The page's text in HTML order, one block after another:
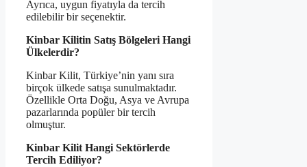
Ayrıca, uygun fiyatıyla da tercih
edilebilir bir seçenektir.
Kinbar Kilitin Satış Bölgeleri Hangi
Ülkelerdir?
Kinbar Kilit, Türkiye’nin yanı sıra
birçok ülkede satışa sunulmaktadır.
Özellikle Orta Doğu, Asya ve Avrupa
pazarlarında popüler bir tercih
olmuştur.
Kinbar Kilit Hangi Sektörlerde
Tercih Ediliyor?